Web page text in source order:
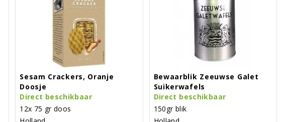
Sesam Crackers, Oranje
Doosje
Direct beschikbaar
12x 75 gr doos
Bewaarblik Zeeuwse Galet
Suikerwafels
Direct beschikbaar
150gr blik